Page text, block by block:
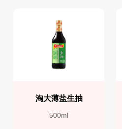
淘大薄盐生抽
500ml